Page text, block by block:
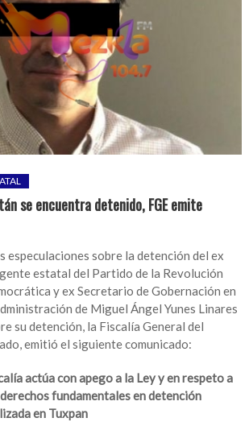
se encuentra detenido, FGE emite
especulaciones sobre la detención del ex
estatal del Partido de la Revolución
y ex Secretario de Gobernación en
de Miguel Ángel Yunes Linares
su detención, la Fiscalía General del
emitió el siguiente comunicado:
actúa con apego a la Ley y en respeto a
fundamentales en detención
en Tuxpan